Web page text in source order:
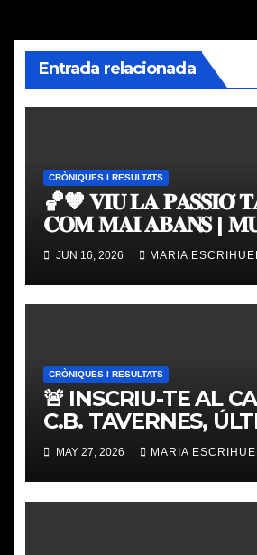
Entrada relacionada
CRÒNIQUES I RESULTATS
🏀🧡 𝐕𝐈𝐔 𝐋𝐀 𝐏𝐀𝐒𝐒𝐈𝐎́
𝐂𝐎𝐌 𝐌𝐀𝐈 𝐀𝐁𝐀𝐍𝐒 |
𝐓𝐎𝐔𝐑 𝐕𝐀𝐋𝐄𝐍𝐂𝐈𝐀
JUN 16, 2026 MARIA
CRÒNIQUES I RESULTATS
🚨 INSCRIU-TE AL
C.B. TAVERNES,
PLACES
MAY 27, 2026 MARIA